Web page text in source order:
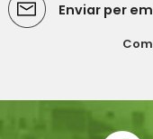
Enviar per